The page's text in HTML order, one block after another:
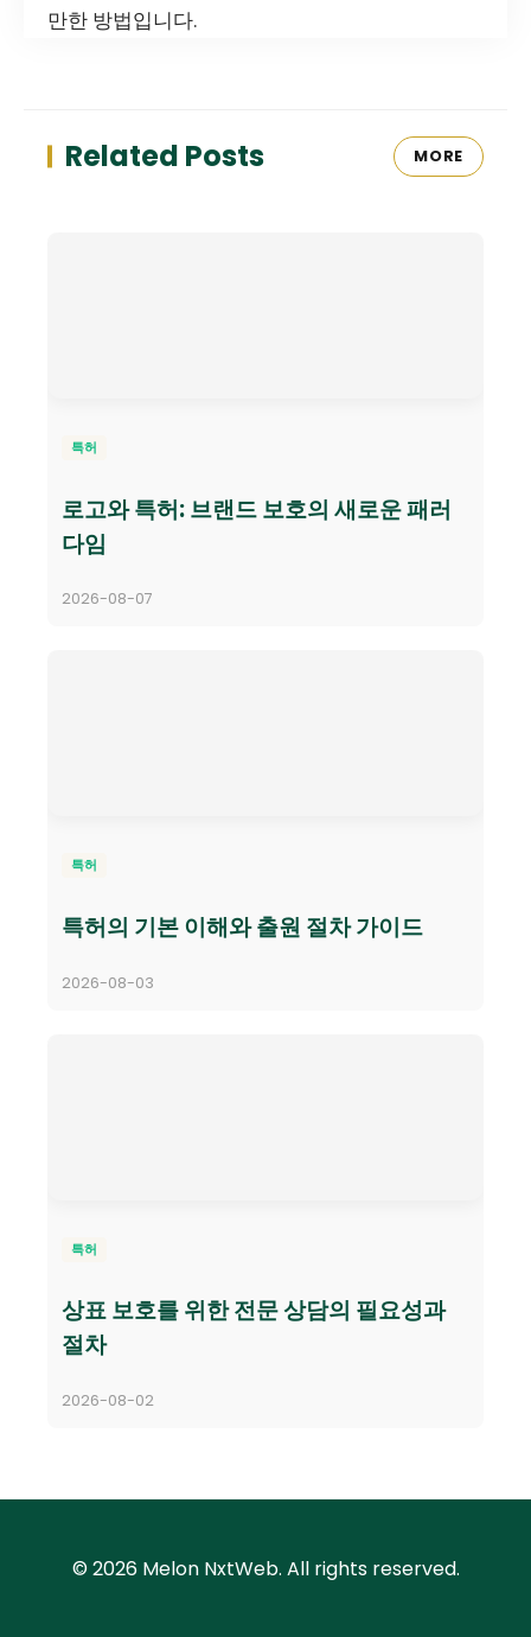
만한 방법입니다.
Related Posts MORE
특허
로고와 특허: 브랜드 보호의 새로운 패러
다임
2026-08-07
특허
특허의 기본 이해와 출원 절차 가이드
2026-08-03
특허
상표 보호를 위한 전문 상담의 필요성과
절차
2026-08-02
© 2026 Melon NxtWeb. All rights reserved.